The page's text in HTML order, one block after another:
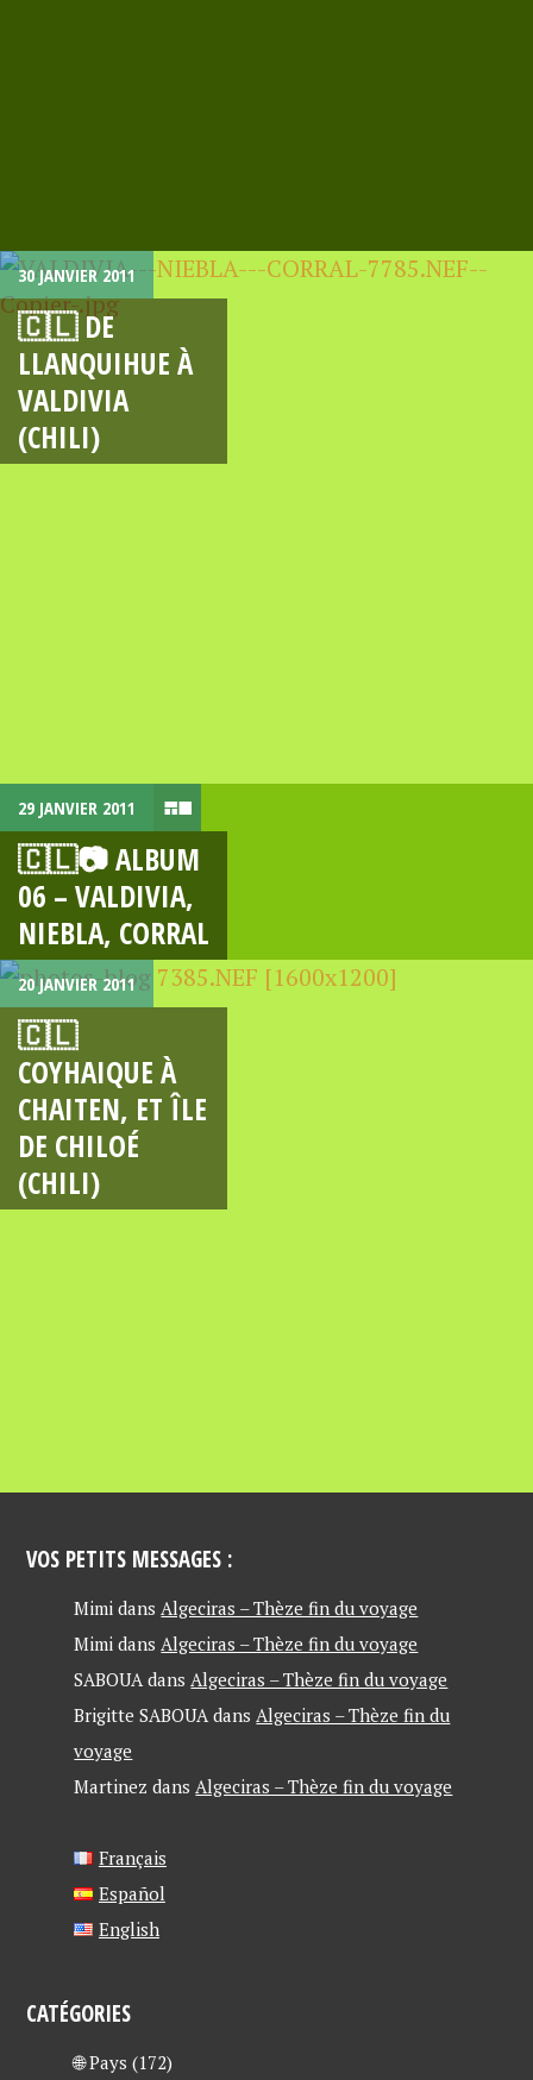
30 JANVIER 2011
🇨🇱 DE
LLANQUIHUE À
VALDIVIA
(CHILI)
29 JANVIER 2011
🇨🇱📷 ALBUM
06 – VALDIVIA,
NIEBLA, CORRAL
20 JANVIER 2011
🇨🇱
COYHAIQUE À
CHAITEN, ET ÎLE
DE CHILOÉ
(CHILI)
VOS PETITS MESSAGES :
Mimi dansAlgeciras – Thèze fin du voyage
Mimi dansAlgeciras – Thèze fin du voyage
SABOUAdansAlgeciras – Thèze fin du voyage
Brigitte SABOUAdansAlgeciras – Thèze fin du
voyage
Martinez dansAlgeciras – Thèze fin du voyage
Français
Español
English
CATÉGORIES
🌐 Pays (172)